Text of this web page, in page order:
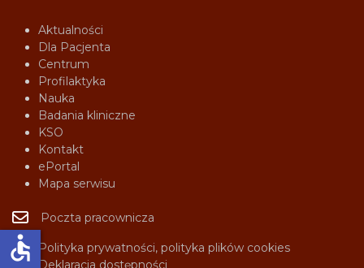
Aktualności
Dla Pacjenta
Centrum
Profilaktyka
Nauka
Badania kliniczne
KSO
Kontakt
ePortal
Mapa serwisu
Poczta pracownicza
Polityka prywatności, polityka plików cookies
Deklaracja dostępności
accessible